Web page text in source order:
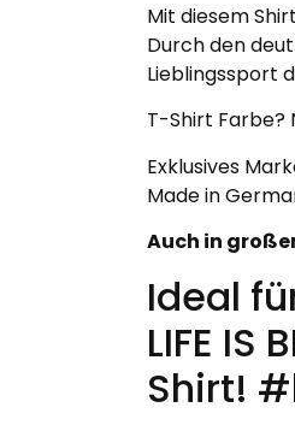
Mit diesem
Durch den
Lieblingssport
T-Shirt Farbe?
Exklusives
Made in
Auch in
Ideal
LIFE IS
Shirt!